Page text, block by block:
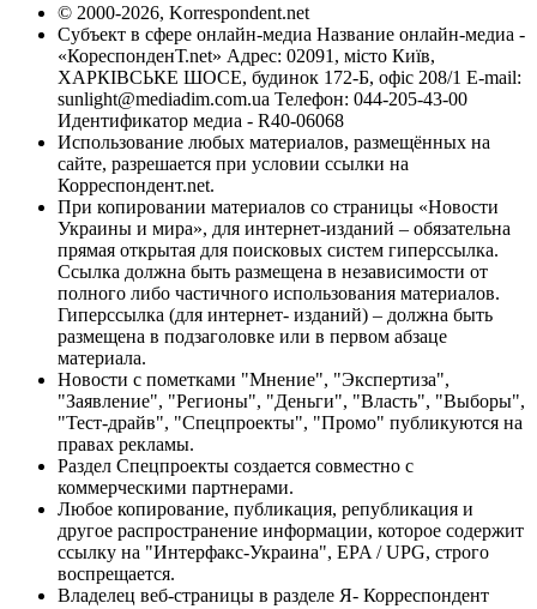
© 2000-2026, Korrespondent.net
Субъект в сфере онлайн-медиа Название онлайн-медиа -
«КореспонденТ.net» Адрес: 02091, місто Київ,
ХАРКІВСЬКЕ ШОСЕ, будинок 172-Б, офіс 208/1 E-mail:
sunlight@mediadim.com.ua Телефон: 044-205-43-00
Идентификатор медиа - R40-06068
Использование любых материалов, размещённых на
сайте, разрешается при условии ссылки на
Корреспондент.net.
При копировании материалов со страницы «Новости
Украины и мира», для интернет-изданий – обязательна
прямая открытая для поисковых систем гиперссылка.
Ссылка должна быть размещена в независимости от
полного либо частичного использования материалов.
Гиперссылка (для интернет- изданий) – должна быть
размещена в подзаголовке или в первом абзаце
материала.
Новости с пометками "Мнение", "Экспертиза",
"Заявление", "Регионы", "Деньги", "Власть", "Выборы",
"Тест-драйв", "Спецпроекты", "Промо" публикуются на
правах рекламы.
Раздел Спецпроекты создается совместно с
коммерческими партнерами.
Любое копирование, публикация, републикация и
другое распространение информации, которое содержит
ссылку на "Интерфакс-Украина", EPA / UPG, строго
воспрещается.
Владелец веб-страницы в разделе Я- Корреспондент